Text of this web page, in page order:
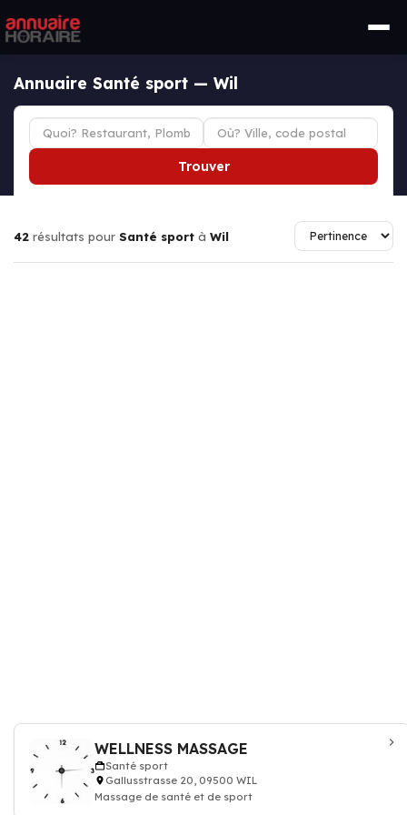
Annuaire Santé sport — Wil
Trouver
42 résultats pour Santé sport à Wil
WELLNESS MASSAGE
Santé sport
Gallusstrasse 20, 09500 WIL
Massage de santé et de sport